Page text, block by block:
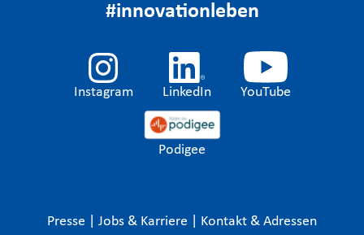
#innovationleben
Instagram LinkedIn YouTube
Podigee
Presse Jobs & Karriere
Kontakt & Adressen